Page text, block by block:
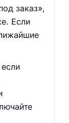
заказ»,
Если